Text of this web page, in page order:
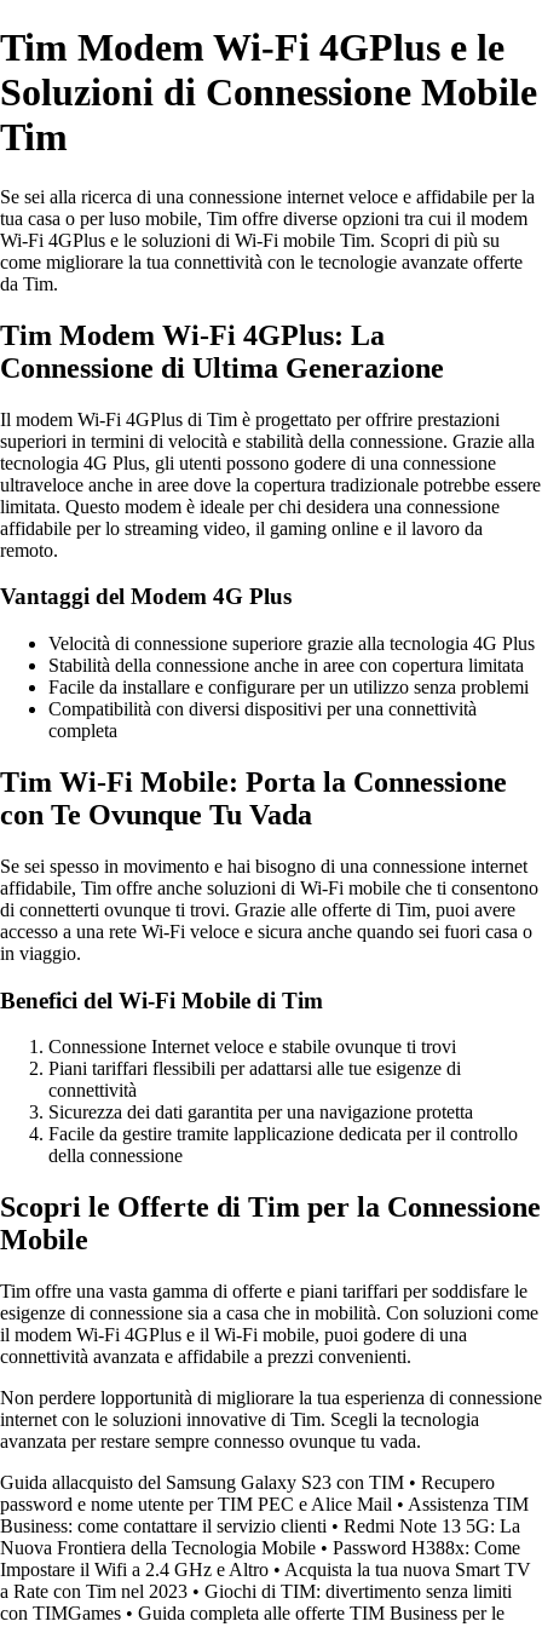
Tim Modem Wi-Fi 4GPlus e le
Soluzioni di Connessione Mobile
Tim
Se sei alla ricerca di una connessione internet veloce e affidabile per la
tua casa o per luso mobile, Tim offre diverse opzioni tra cui il modem
Wi-Fi 4GPlus e le soluzioni di Wi-Fi mobile Tim. Scopri di più su
come migliorare la tua connettività con le tecnologie avanzate offerte
da Tim.
Tim Modem Wi-Fi 4GPlus: La
Connessione di Ultima Generazione
Il modem Wi-Fi 4GPlus di Tim è progettato per offrire prestazioni
superiori in termini di velocità e stabilità della connessione. Grazie alla
tecnologia 4G Plus, gli utenti possono godere di una connessione
ultraveloce anche in aree dove la copertura tradizionale potrebbe essere
limitata. Questo modem è ideale per chi desidera una connessione
affidabile per lo streaming video, il gaming online e il lavoro da
remoto.
Vantaggi del Modem 4G Plus
Velocità di connessione superiore grazie alla tecnologia 4G Plus
Stabilità della connessione anche in aree con copertura limitata
Facile da installare e configurare per un utilizzo senza problemi
Compatibilità con diversi dispositivi per una connettività
completa
Tim Wi-Fi Mobile: Porta la Connessione
con Te Ovunque Tu Vada
Se sei spesso in movimento e hai bisogno di una connessione internet
affidabile, Tim offre anche soluzioni di Wi-Fi mobile che ti consentono
di connetterti ovunque ti trovi. Grazie alle offerte di Tim, puoi avere
accesso a una rete Wi-Fi veloce e sicura anche quando sei fuori casa o
in viaggio.
Benefici del Wi-Fi Mobile di Tim
Connessione Internet veloce e stabile ovunque ti trovi
Piani tariffari flessibili per adattarsi alle tue esigenze di
connettività
Sicurezza dei dati garantita per una navigazione protetta
Facile da gestire tramite lapplicazione dedicata per il controllo
della connessione
Scopri le Offerte di Tim per la Connessione
Mobile
Tim offre una vasta gamma di offerte e piani tariffari per soddisfare le
esigenze di connessione sia a casa che in mobilità. Con soluzioni come
il modem Wi-Fi 4GPlus e il Wi-Fi mobile, puoi godere di una
connettività avanzata e affidabile a prezzi convenienti.
Non perdere lopportunità di migliorare la tua esperienza di connessione
internet con le soluzioni innovative di Tim. Scegli la tecnologia
avanzata per restare sempre connesso ovunque tu vada.
Guida allacquisto del Samsung Galaxy S23 con TIM • Recupero
password e nome utente per TIM PEC e Alice Mail • Assistenza TIM
Business: come contattare il servizio clienti • Redmi Note 13 5G: La
Nuova Frontiera della Tecnologia Mobile • Password H388x: Come
Impostare il Wifi a 2.4 GHz e Altro • Acquista la tua nuova Smart TV
a Rate con Tim nel 2023 • Giochi di TIM: divertimento senza limiti
con TIMGames • Guida completa alle offerte TIM Business per le